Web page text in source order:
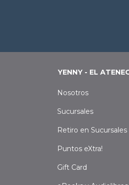
YENNY - EL
Nosotros
Sucursales
Retiro en Sucursales
Puntos eXtra!
Gift Card